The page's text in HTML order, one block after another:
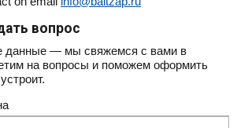
вопрос
данные — мы свяжемся с вами в
на вопросы и поможем оформить